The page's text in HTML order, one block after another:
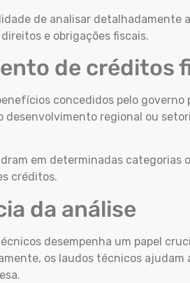
de analisar detalhadamente
e obrigações fiscais.
de créditos
concedidos pelo
desenvolvimento regional ou
em determinadas
créditos.
da análise
desempenha um papel
os laudos técnicos